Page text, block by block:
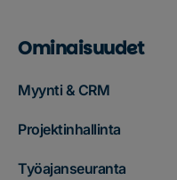
Ominaisuudet
Myynti & CRM
Projektinhallinta
Työajanseuranta